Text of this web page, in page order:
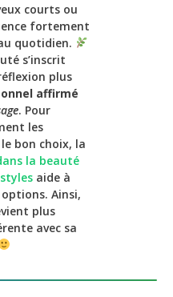
courts ou
fortement
quotidien.
s’inscrit
plus
affirmé
. Pour
les
bon choix, la
la beauté
aide à
Ainsi,
plus
avec sa